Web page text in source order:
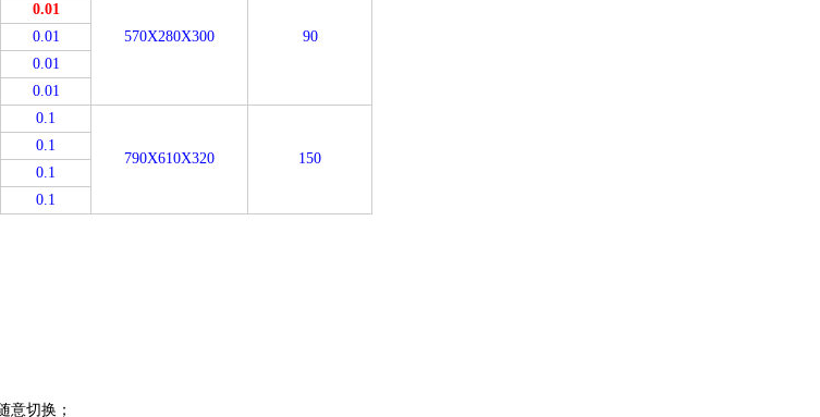
570X280X300 90
0.01
0.01
0.01
0.01
0.1
790X610X320 150
0.1
0.1
0.1
切换；